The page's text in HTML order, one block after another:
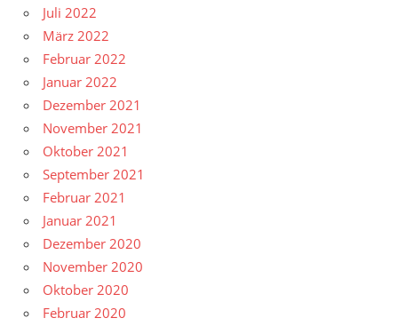
Juli 2022
März 2022
Februar 2022
Januar 2022
Dezember 2021
November 2021
Oktober 2021
September 2021
Februar 2021
Januar 2021
Dezember 2020
November 2020
Oktober 2020
Februar 2020